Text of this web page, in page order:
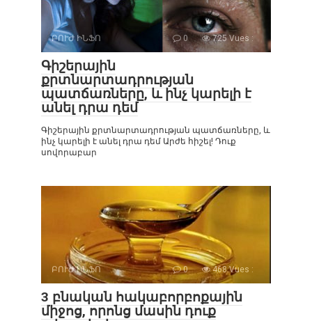
ԲՈՒԺ ԻՆՖՈ 0 725 Vues :
Գիշերային
քրտնարտադրության
պատճառները, և ինչ կարելի է
անել դրա դեմ
Գիշերային քրտնարտադրության պատճառները, և
ինչ կարելի է անել դրա դեմ Արժե հիշել! Դուք
սովորաբար
ԲՈՒԺ ԻՆՖՈ 0 468 Vues :
3 բնական հակաբորբոքային
միջոց, որոնց մասին դուք